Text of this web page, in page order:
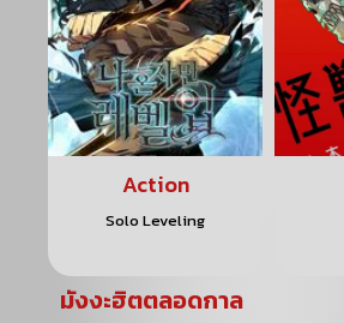
Action
Solo Leveling
มังงะฮิตตลอดกาล